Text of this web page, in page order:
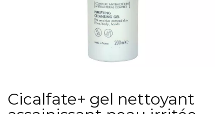
Cicalfate+ gel nettoyant